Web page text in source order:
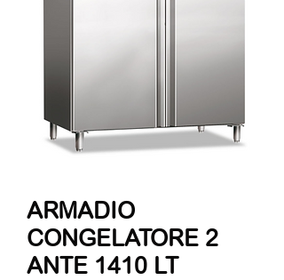
ARMADIO
CONGELATORE 2
ANTE 1410 LT